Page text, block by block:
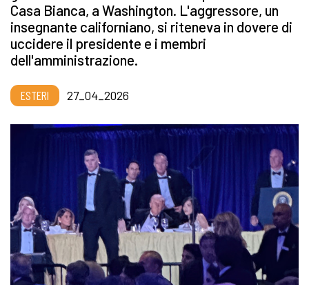
Casa Bianca, a Washington. L'aggressore, un
insegnante californiano, si riteneva in dovere di
uccidere il presidente e i membri
dell'amministrazione.
ESTERI 27_04_2026